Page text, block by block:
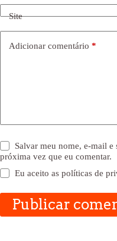
Site
Adicionar comentário *
Salvar meu nome, e-mail e
próxima vez que eu comentar.
Eu aceito aspolíticas de
Publicar